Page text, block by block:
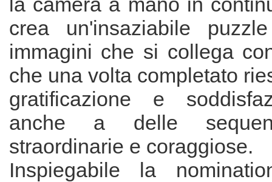
crea un'insaziabile
immagini che si collega
che una volta completato
gratificazione e
anche a delle
straordinarie e coraggiose.
Inspiegabile la